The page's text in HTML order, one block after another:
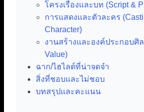
โครงเรื่องและบท (Script &
การแสดงและตัวละคร
Character)
งานสร้างและองค์ประกอบศิ
Value)
ฉาก/ไฮไลต์ที่น่าจดจำ
สิ่งที่ชอบและไม่ชอบ
บทสรุปและคะแนน